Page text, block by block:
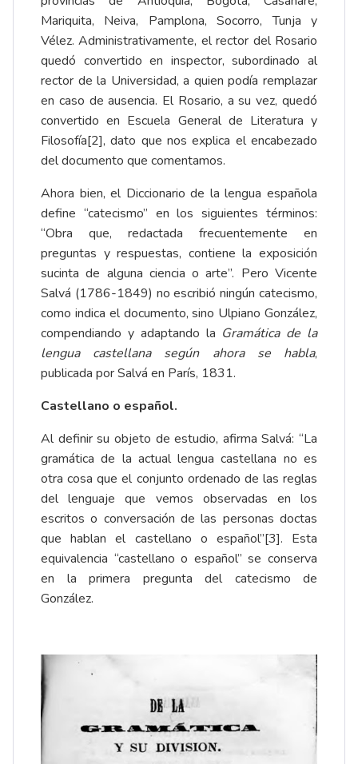
Mariquita, Neiva, Pamplona, Socorro, Tunja y
Vélez. Administrativamente, el rector del Rosario
quedó convertido en inspector, subordinado al
rector de la Universidad, a quien podía remplazar
en caso de ausencia. El Rosario, a su vez, quedó
convertido en Escuela General de Literatura y
Filosofía[2], dato que nos explica el encabezado
del documento que comentamos.
Ahora bien, el Diccionario de la lengua española
define “catecismo” en los siguientes términos:
“Obra que, redactada frecuentemente en
preguntas y respuestas, contiene la exposición
sucinta de alguna ciencia o arte”. Pero Vicente
Salvá (1786-1849) no escribió ningún catecismo,
como indica el documento, sino Ulpiano González,
compendiando y adaptando la Gramática de la
lengua castellana según ahora se habla,
publicada por Salvá en París, 1831.
Castellano o español.
Al definir su objeto de estudio, afirma Salvá: “La
gramática de la actual lengua castellana no es
otra cosa que el conjunto ordenado de las reglas
del lenguaje que vemos observadas en los
escritos o conversación de las personas doctas
que hablan el castellano o español”[3]. Esta
equivalencia “castellano o español” se conserva
en la primera pregunta del catecismo de
González.